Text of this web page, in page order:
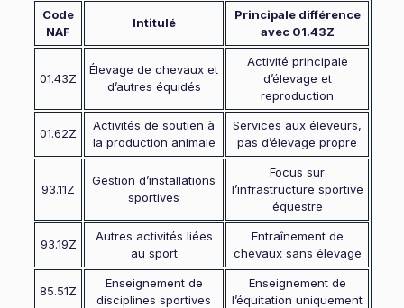
Code
NAF
Intitulé
Principale différence
avec 01.43Z
01.43Z
Élevage de chevaux et
d’autres équidés
Activité principale
d’élevage et
reproduction
01.62Z
Activités de soutien à
la production animale
Services aux éleveurs,
pas d’élevage propre
93.11Z
Gestion d’installations
sportives
Focus sur
l’infrastructure sportive
équestre
93.19Z
Autres activités liées
au sport
Entraînement de
chevaux sans élevage
85.51Z
Enseignement de
disciplines sportives
Enseignement de
l’équitation uniquement